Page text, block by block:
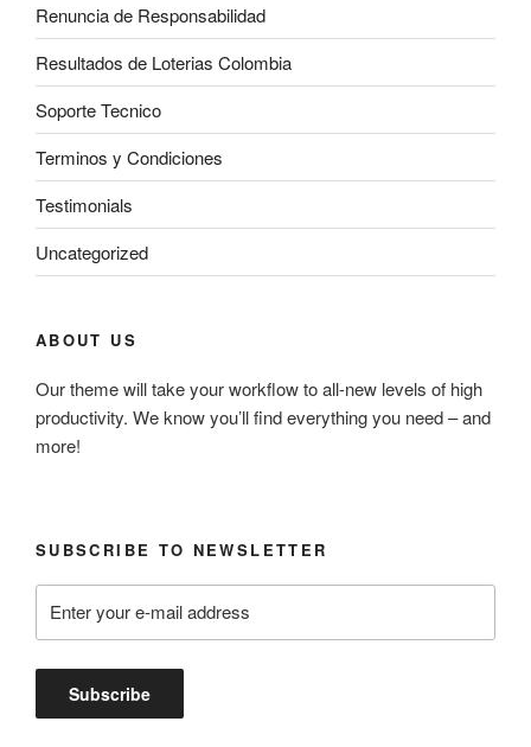
Renuncia de Responsabilidad
Resultados de Loterias Colombia
Soporte Tecnico
Terminos y Condiciones
Testimonials
Uncategorized
ABOUT US
Our theme will take your workflow to all-new levels of high
productivity. We know you’ll find everything you need – and
more!
SUBSCRIBE TO NEWSLETTER